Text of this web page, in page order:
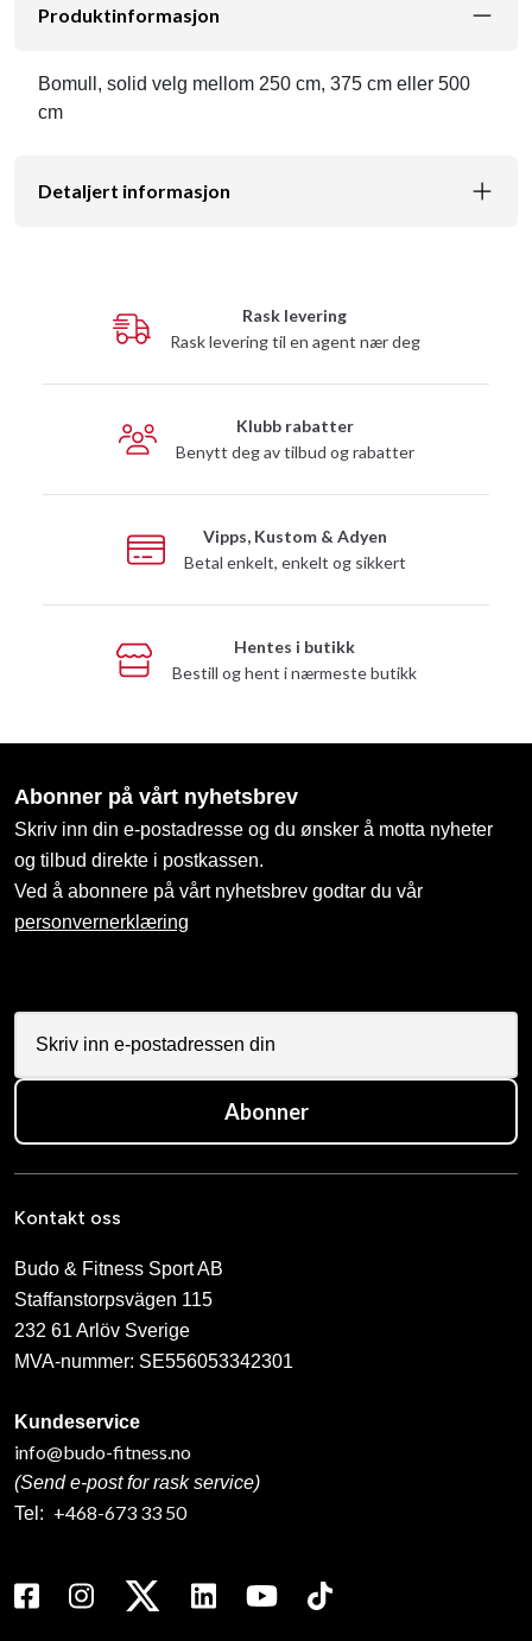
Produktinformasjon
Bomull, solid velg mellom 250 cm, 375 cm eller 500
cm
Detaljert informasjon
Rask levering
Rask levering til en agent nær deg
Klubb rabatter
Benytt deg av tilbud og rabatter
Vipps, Kustom & Adyen
Betal enkelt, enkelt og sikkert
Hentes i butikk
Bestill og hent i nærmeste butikk
Abonner på vårt nyhetsbrev
Skriv inn din e-postadresse og du ønsker å motta nyheter
og tilbud direkte i postkassen.
Ved å abonnere på vårt nyhetsbrev godtar du vår
personvernerklæring
Abonner
Kontakt oss
Budo & Fitness Sport AB
Staffanstorpsvägen 115
232 61 Arlöv Sverige
MVA-nummer: SE556053342301
Kundeservice
info@budo-fitness.no
(Send e-post for rask service)
Tel: +468-673 33 50